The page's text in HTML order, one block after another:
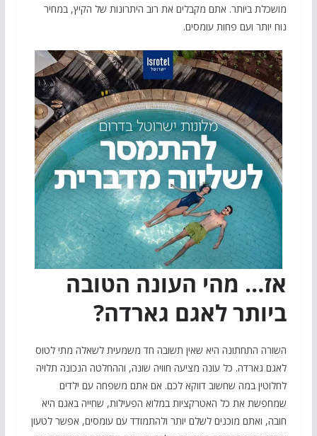
מושכלת ביותר. אתם מקבלים את רוב היתרונות של הקיץ, במחיר
נוח יותר ועם פחות עומסים.
אז… מהי העונה הטובה
ביותר לאגם גארדה?
השורה התחתונה היא שאין תשובה חד משמעית לשאלה מתי לטוס
לאגם גארדה. כל עונה מציעה חוויה שונה, וההחלטה הנכונה תלויה
לחלוטין במה שחשוב דווקא לכם. אם אתם משפחה עם ילדים
שמחפשת את כל האטרקציות במלוא הפעילות, שחייה באגם היא
חובה, ואתם מוכנים לשלם יותר ולהתמודד עם עומסים, אפשר לטעון